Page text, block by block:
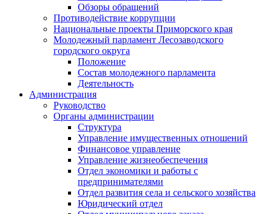
Обзоры обращений
Противодействие коррупции
Национальные проекты Приморского края
Молодежный парламент Лесозаводского
городского округа
Положение
Состав молодежного парламента
Деятельность
Администрация
Руководство
Органы администрации
Структура
Управление имущественных отношений
Финансовое управление
Управление жизнеобеспечения
Отдел экономики и работы с
предпринимателями
Отдел развития села и сельского хозяйства
Юридический отдел